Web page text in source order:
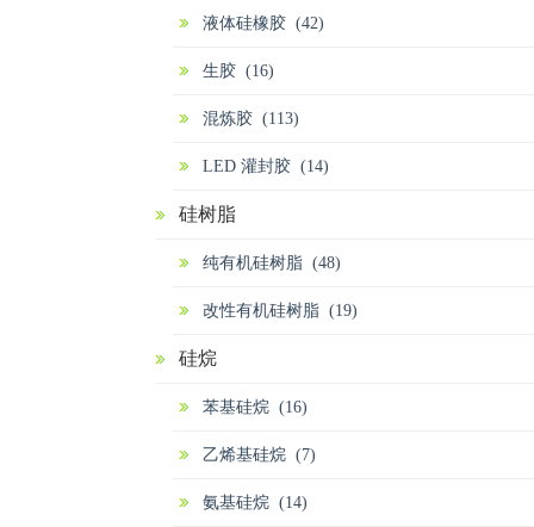
液体硅橡胶 (42)
生胶 (16)
混炼胶 (113)
LED 灌封胶 (14)
硅树脂
纯有机硅树脂 (48)
改性有机硅树脂 (19)
硅烷
苯基硅烷 (16)
乙烯基硅烷 (7)
氨基硅烷 (14)